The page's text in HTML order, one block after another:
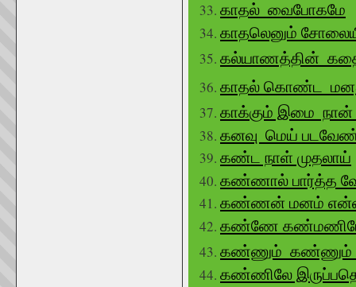
காதல் வைபோகமே
காதலெனும்
கல்யாணத்தின்
காதல் கொண்ட
காக்கும் இமை
கனவு மெய்
கண்ட நாள் முதலாய்
கண்ணால் பார்த்த
கண்ணன் மனம்
கண்ணே
கண்ணும் கண்ணும்
கண்ணிலே